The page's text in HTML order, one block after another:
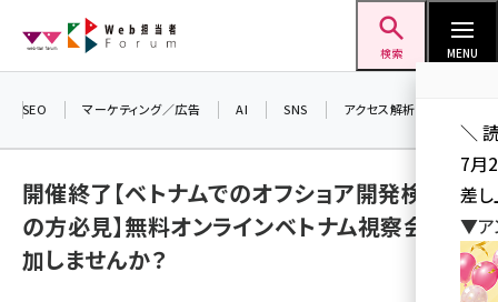
ン
検索 MENU
seo (3519)
SEO マーケティング／広告 AI SNS アクセス解析／データ分析
開催終了【ベトナムでのオフショア開発検討中
の方必見】無料オンラインベトナム視察会に参
加しませんか？
＼
7月
差し
▼ア